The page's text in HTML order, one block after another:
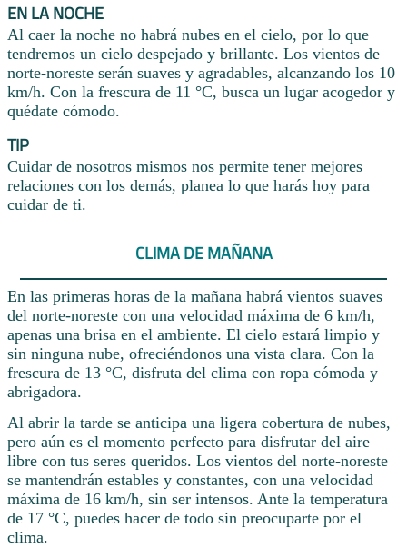
EN LA NOCHE
Al caer la noche no habrá nubes en el cielo, por lo que
tendremos un cielo despejado y brillante. Los vientos de
norte-noreste serán suaves y agradables, alcanzando los 10
km/h. Con la frescura de 11 °C, busca un lugar acogedor y
quédate cómodo.
TIP
Cuidar de nosotros mismos nos permite tener mejores
relaciones con los demás, planea lo que harás hoy para
cuidar de ti.
CLIMA DE MAÑANA
En las primeras horas de la mañana habrá vientos suaves
del norte-noreste con una velocidad máxima de 6 km/h,
apenas una brisa en el ambiente. El cielo estará limpio y
sin ninguna nube, ofreciéndonos una vista clara. Con la
frescura de 13 °C, disfruta del clima con ropa cómoda y
abrigadora.
Al abrir la tarde se anticipa una ligera cobertura de nubes,
pero aún es el momento perfecto para disfrutar del aire
libre con tus seres queridos. Los vientos del norte-noreste
se mantendrán estables y constantes, con una velocidad
máxima de 16 km/h, sin ser intensos. Ante la temperatura
de 17 °C, puedes hacer de todo sin preocuparte por el
clima.